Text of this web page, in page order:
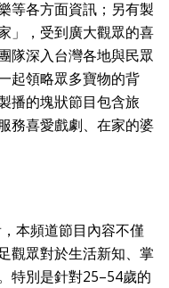
等各方面資訊；另有製
」，受到廣大觀眾的喜
隊深入台灣各地與民眾
起領略眾多寶物的背
播的塊狀節目包含旅
務喜愛戲劇、在家的婆
本頻道節目內容不僅
觀眾對於生活新知、掌
特別是針對25–54歲的